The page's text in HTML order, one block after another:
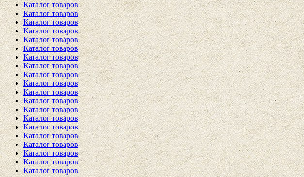
Каталог товаров
Каталог товаров
Каталог товаров
Каталог товаров
Каталог товаров
Каталог товаров
Каталог товаров
Каталог товаров
Каталог товаров
Каталог товаров
Каталог товаров
Каталог товаров
Каталог товаров
Каталог товаров
Каталог товаров
Каталог товаров
Каталог товаров
Каталог товаров
Каталог товаров
Каталог товаров